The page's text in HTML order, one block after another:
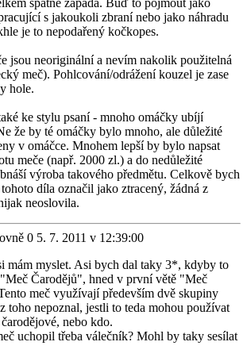
špatně zapadá. Buď to pojmout jako
s jakoukoli zbraní nebo jako náhradu
je to nepodařený kočkopes.
jsou neoriginální a nevím nakolik použitelná
meč). Pohlcování/odrážení kouzel je zase
hole.
ke stylu psaní - mnoho omáčky ubíjí
že by té omáčky bylo mnoho, ale důležité
v omáčce. Mnohem lepší by bylo napsat
meče (např. 2000 zl.) a do nedůležité
výroba takového předmětu. Celkově bych
díla označil jako ztracený, žádná z
neoslovila.
5. 7. 2011 v 12:39:00
mám myslet. Asi bych dal taky 3*, kdyby to
Čarodějů", hned v první větě "Meč
meč využívají především dvě skupiny
toho nepoznal, jestli to teda mohou používat
nebo kdo.
uchopil třeba válečník? Mohl by taky sesílat